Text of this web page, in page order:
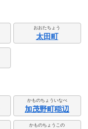
おおたちょう
太田町
かものちょういなべ
加茂野町稲辺
かものちょうこの